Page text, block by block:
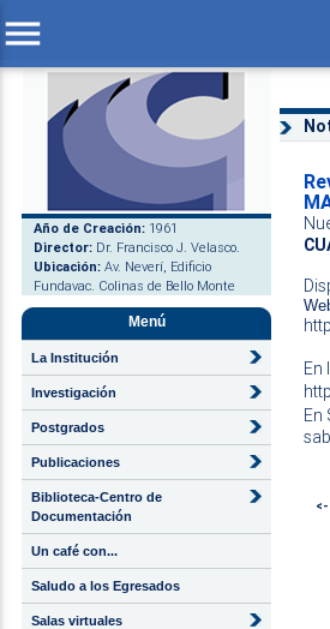
menu
Año de Creación: 1961
Director: Dr. Francisco J. Velasco.
Ubicación: Av. Neverí, Edificio
Fundavac. Colinas de Bello Monte
Menú
La Institución
Investigación
Postgrados
Publicaciones
Biblioteca-Centro de
Documentación
Un café con...
Saludo a los Egresados
Salas virtuales
En
En
<-